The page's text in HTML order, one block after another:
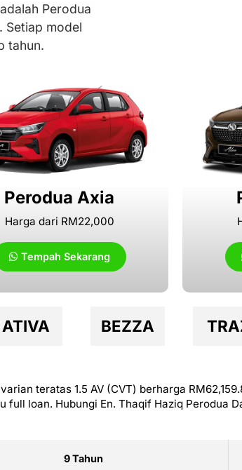
Perodua
Setiap model
tahun.
Perodua Axia
Harga dari RM22,000
Tempah Sekarang
ATIVA BEZZA
teratas 1.5 AV (CVT) berharga
loan. Hubungi En. Thaqif Haziq Perodua
9 Tahun